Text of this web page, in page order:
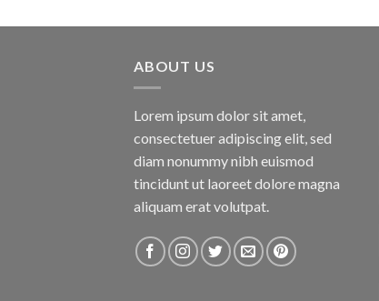
ABOUT US
Lorem ipsum dolor sit amet,
consectetuer adipiscing elit, sed
diam nonummy nibh euismod
tincidunt ut laoreet dolore magna
aliquam erat volutpat.